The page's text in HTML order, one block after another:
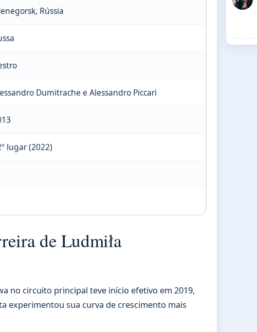
Rússia
Dumitrache e Alessandro Piccari
lugar (2022)
de Ludmiła
no circuito principal teve início efetivo em 2019,
experimentou sua curva de crescimento mais